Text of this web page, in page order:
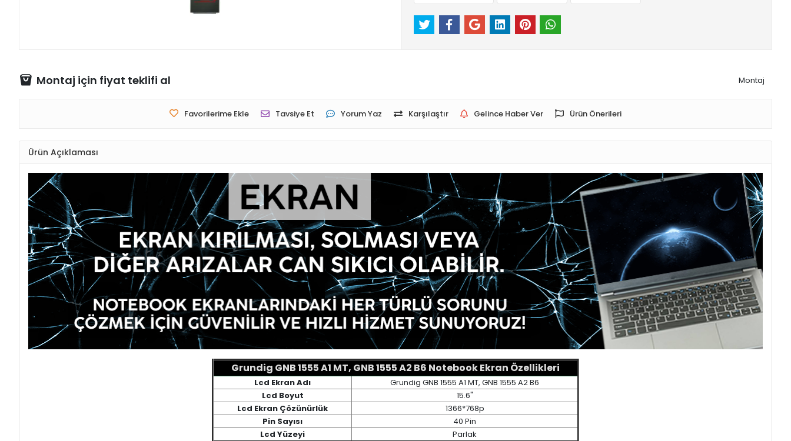
Montaj için fiyat teklifi al Montaj
Favorilerime Ekle Tavsiye Et Yorum Yaz Karşılaştır Gelince Haber Ver Ürün Önerileri
Ürün Açıklaması
Grundig GNB 1555 A1 MT, GNB 1555 A2 B6 Notebook Ekran Özellikleri
Lcd Ekran Adı
Grundig GNB 1555 A1 MT, GNB 1555 A2 B6
Lcd Boyut
15.6"
Lcd Ekran Çözünürlük
1366*768p
Pin Sayısı
40 Pin
Lcd Yüzeyi
Parlak